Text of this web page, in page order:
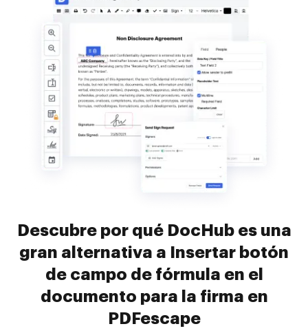
Descubre por qué DocHub es una
gran alternativa a Insertar botón
de campo de fórmula en el
documento para la firma en
PDFescape